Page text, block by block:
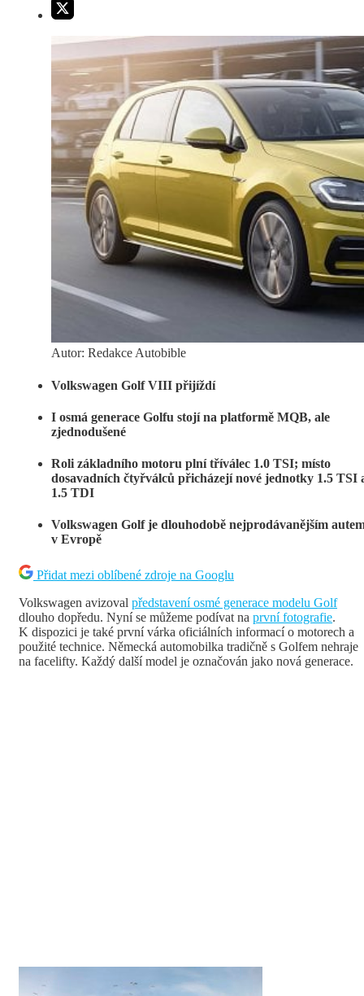
Autor: Redakce Autobible
Volkswagen Golf VIII přijíždí
I osmá generace Golfu stojí na platformě MQB, ale
zjednodušené
Roli základního motoru plní tříválec 1.0 TSI; místo
dosavadních čtyřválců přicházejí nové jednotky 1.5 TSI
1.5 TDI
Volkswagen Golf je dlouhodobě nejprodávanějším
v Evropě
Přidat mezi oblíbené zdroje na Googlu
Volkswagen avizoval představení osmé generace modelu Golf
dlouho dopředu. Nyní se můžeme podívat na první fotografie.
K dispozici je také první várka oficiálních informací o motorech a
použité technice. Německá automobilka tradičně s Golfem nehraje
na facelifty. Každý další model je označován jako nová generace.